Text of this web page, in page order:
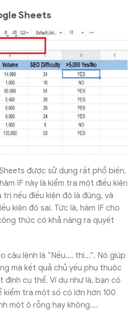
Sheets
được sử dụng rất phổ biến.
IF này là kiểm tra một điều kiện
nếu điều kiện đó là đúng, và
kiện đó sai. Tức là, hàm IF cho
thức có khả năng ra quyết
câu lệnh là “Nếu…. thì…”. Nó giúp
mà kết quả chủ yếu phụ thuộc
định cụ thể. Ví dụ như là, bạn có
kiểm tra một số có lớn hơn 100
một ô rỗng hay không….